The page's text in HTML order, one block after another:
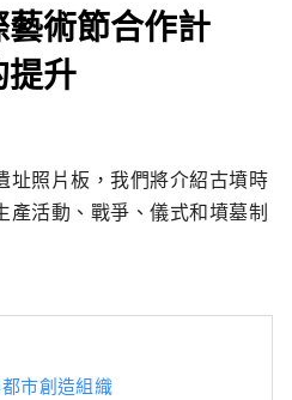
術節合作計
升
址照片板，我們將介紹古墳時
產活動、戰爭、儀式和墳墓制
市創造組織